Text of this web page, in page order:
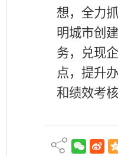
想，全力
明城市创
务，兑现
点，提升
和绩效考